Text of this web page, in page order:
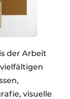
der Arbeit
vielfältigen
visuelle